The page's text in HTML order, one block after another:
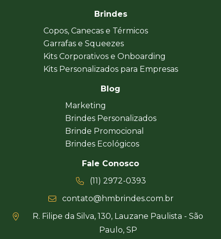
Brindes
Copos, Canecas e Térmicos
Garrafas e Squeezes
Kits Corporativos e Onboarding
Kits Personalizados para Empresas
Blog
Marketing
Brindes Personalizados
Brinde Promocional
Brindes Ecológicos
Fale Conosco
(11) 2972-0393
contato@hmbrindes.com.br
R. Filipe da Silva, 130, Lauzane Paulista - São
Paulo, SP